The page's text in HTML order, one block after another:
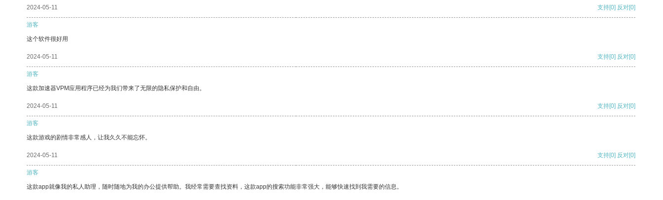
2024-05-11 支持[0] 反对[0]
游客
这个软件很好用
2024-05-11 支持[0] 反对[0]
游客
这款加速器VPM应用程序已经为我们带来了无限的隐私保护和自由。
2024-05-11 支持[0] 反对[0]
游客
这款游戏的剧情非常感人，让我久久不能忘怀。
2024-05-11 支持[0] 反对[0]
游客
这款app就像我的私人助理，随时随地为我的办公提供帮助。我经常需要查找资料，这款app的搜索功能非常强大，能够快速找到我需要的信息。